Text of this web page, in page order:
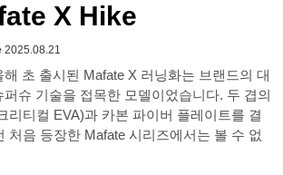
X Hike
2025.08.21
초 출시된 Mafate X 러닝화는 브랜드의 대
퍼슈 기술을 접목한 모델이었습니다. 두 겹의
리티컬 EVA)과 카본 파이버 플레이트를 결
처음 등장한 Mafate 시리즈에서는 볼 수 없